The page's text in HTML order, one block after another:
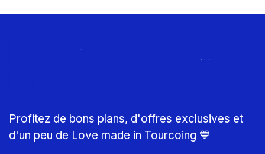
Rejoignez le Club
Profitez de bons plans, d'offres exclusives et
d'un peu de Love made in Tourcoing 💙